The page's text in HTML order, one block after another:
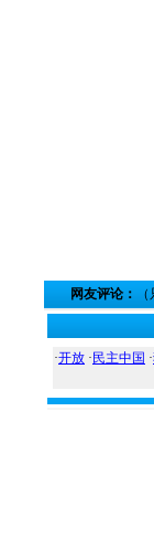
网友评论：
·开放 · 民主中国 ·